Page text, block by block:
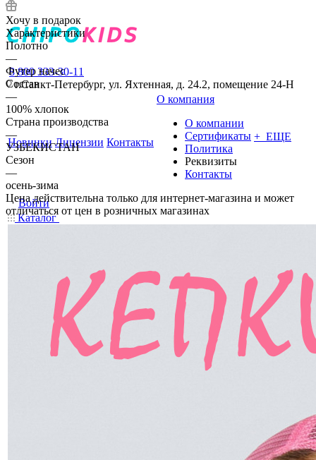
8 800 333-30-11
г.Санкт-Петербург, ул. Яхтенная, д. 24.2, помещение 24-Н
Новинки Лицензии Контакты
О компания
О компании
Сертификаты
Политика
Реквизиты
Контакты
+ ЕЩЕ
Войти
Каталог
Хочу в подарок
Характеристики
Полотно
—
Футер начес
Состав
—
100% хлопок
Страна производства
—
УЗБЕКИСТАН
Сезон
—
осень-зима
Цена действительна только для интернет-магазина и может
отличаться от цен в розничных магазинах